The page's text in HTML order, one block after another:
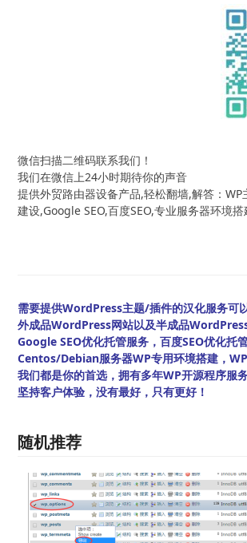
微信扫描二维码联系我们！
我们在微信上24小时期待你的声音
提供外贸路由器设备产品,轻松翻墙,解答：WP
建设,Google SEO,百度SEO,专业服务器环境搭
需要提供WordPress主题/插件的汉化服务可
外成品WordPress网站以及半成品
Google SEO优化托管服务，百度SEO优化托
Centos/Debian服务器WP专用环境搭建，
我们都是你的首选，拥有多年WP开源程序服
坚持客户体验，没有最好，只有更好！
随机推荐